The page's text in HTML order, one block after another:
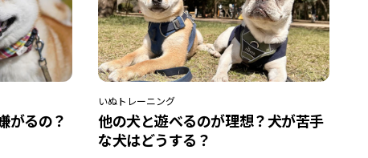
がるの？
いぬトレーニング
他の犬と遊べるのが理想？犬が苦手
な犬はどうする？